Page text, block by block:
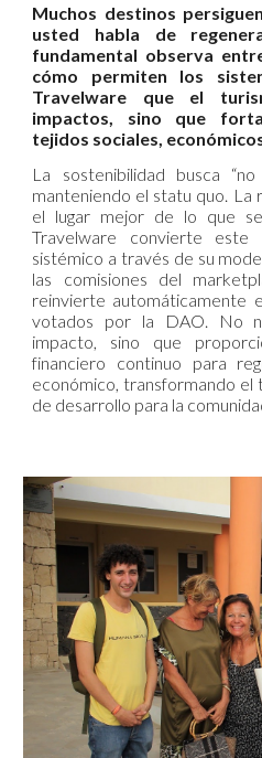
Muchos destinos
usted habla de
fundamental observa
cómo permiten los
Travelware que el
impactos, sino que
tejidos sociales,
La sostenibilidad busca
manteniendo el statu quo. La
el lugar mejor de lo que
Travelware convierte
sistémico a través de su
las comisiones del
reinvierte automáticamente
votados por la DAO. No
impacto, sino que
financiero continuo para
económico, transformando el
de desarrollo para la